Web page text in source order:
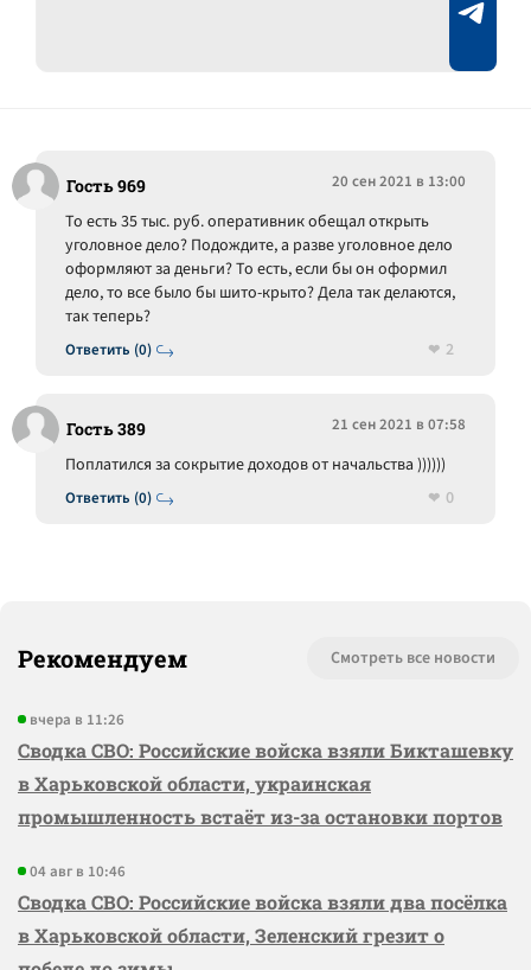
Гость 969 20 сен 2021 в 13:00
Ответить (0)
То есть 35 тыс. руб. оперативник обещал открыть
уголовное дело? Подождите, а разве уголовное дело
оформляют за деньги? То есть, если бы он оформил
дело, то все было бы шито-крыто? Дела так делаются,
так теперь?
2
Гость 389 21 сен 2021 в 07:58
Ответить (0)
Поплатился за сокрытие доходов от начальства ))))))
0
Рекомендуем Смотреть все новости
вчера в 11:26
Сводка СВО: Российские войска взяли Бикташевку
в Харьковской области, украинская
промышленность встаёт из-за остановки портов
04 авг в 10:46
Сводка СВО: Российские войска взяли два посёлка
в Харьковской области, Зеленский грезит о